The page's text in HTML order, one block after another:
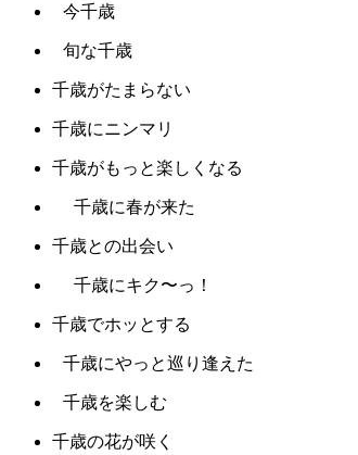
今千歳
旬な千歳
千歳がたまらない
千歳にニンマリ
千歳がもっと楽しくなる
千歳に春が来た
千歳との出会い
千歳にキク〜っ！
千歳でホッとする
千歳にやっと巡り逢えた
千歳を楽しむ
千歳の花が咲く